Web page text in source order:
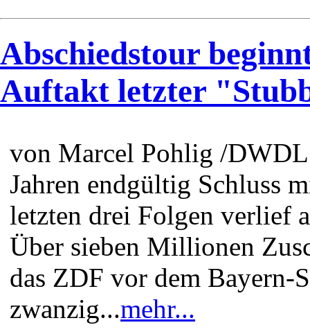
Abschiedstour
Auftakt letzter
von Marcel Pohlig /
Jahren endgültig Schluss
letzten drei Folgen verlief
Über sieben Millionen
das ZDF vor dem Bayern-
zwanzig...mehr...